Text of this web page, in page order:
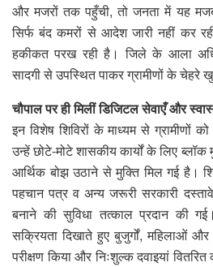
और मजरों तक पहुँची, तो जनता में यह
सिर्फ बंद कमरों से आदेश जारी नहीं कर
हकीकत परख रही है। जिले के आला
सादगी से उपस्थित पाकर ग्रामीणों के चेहरे
चौपाल पर ही मिलीं डिजिटल सेवाएँ और
इन विशेष शिविरों के माध्यम से ग्रामीणों
उन्हें छोटे-मोटे शासकीय कार्यों के लिए
आर्थिक बोझ उठाने से मुक्ति मिल गई है।
पहचान पत्र व अन्य जरूरी सरकारी
बनाने की सुविधा तत्काल प्रदान की
सक्रियता दिखाते हुए बुजुर्गों, महिलाओं
परीक्षण किया और निःशुल्क दवाइयां